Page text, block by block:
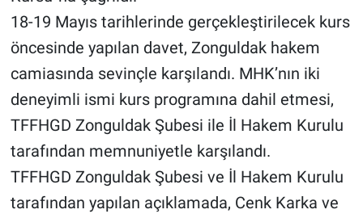
18-19 Mayıs tarihlerinde gerçekleştirilecek kurs
öncesinde yapılan davet, Zonguldak hakem
camiasında sevinçle karşılandı. MHK’nın iki
deneyimli ismi kurs programına dahil etmesi,
TFFHGD Zonguldak Şubesi ile İl Hakem Kurulu
tarafından memnuniyetle karşılandı.
TFFHGD Zonguldak Şubesi ve İl Hakem Kurulu
tarafından yapılan açıklamada, Cenk Karka ve